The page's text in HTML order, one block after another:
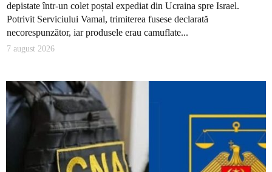
depistate într-un colet poștal expediat din Ucraina spre Israel.
Potrivit Serviciului Vamal, trimiterea fusese declarată
necorespunzător, iar produsele erau camuflate...
7 august 2026